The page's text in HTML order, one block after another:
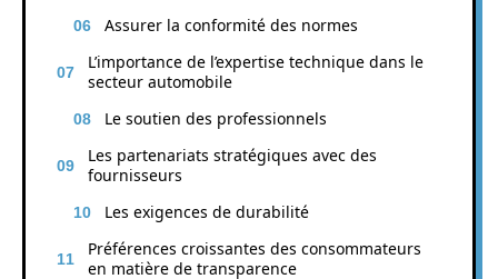
Assurer la conformité des normes
L’importance de l’expertise technique dans le
secteur automobile
Le soutien des professionnels
Les partenariats stratégiques avec des
fournisseurs
Les exigences de durabilité
Préférences croissantes des consommateurs
en matière de transparence